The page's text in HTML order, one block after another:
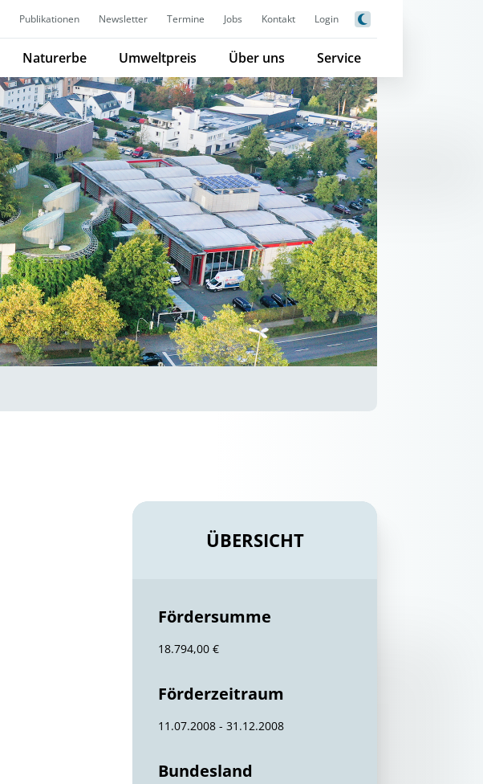
Publikationen Newsletter Termine Jobs Kontakt Login
Naturerbe Umweltpreis Über uns Service
ÜBERSICHT
Fördersumme
18.794,00 €
Förderzeitraum
11.07.2008 - 31.12.2008
Bundesland